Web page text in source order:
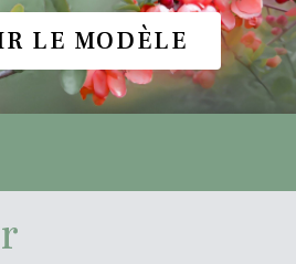
LE MODÈLE